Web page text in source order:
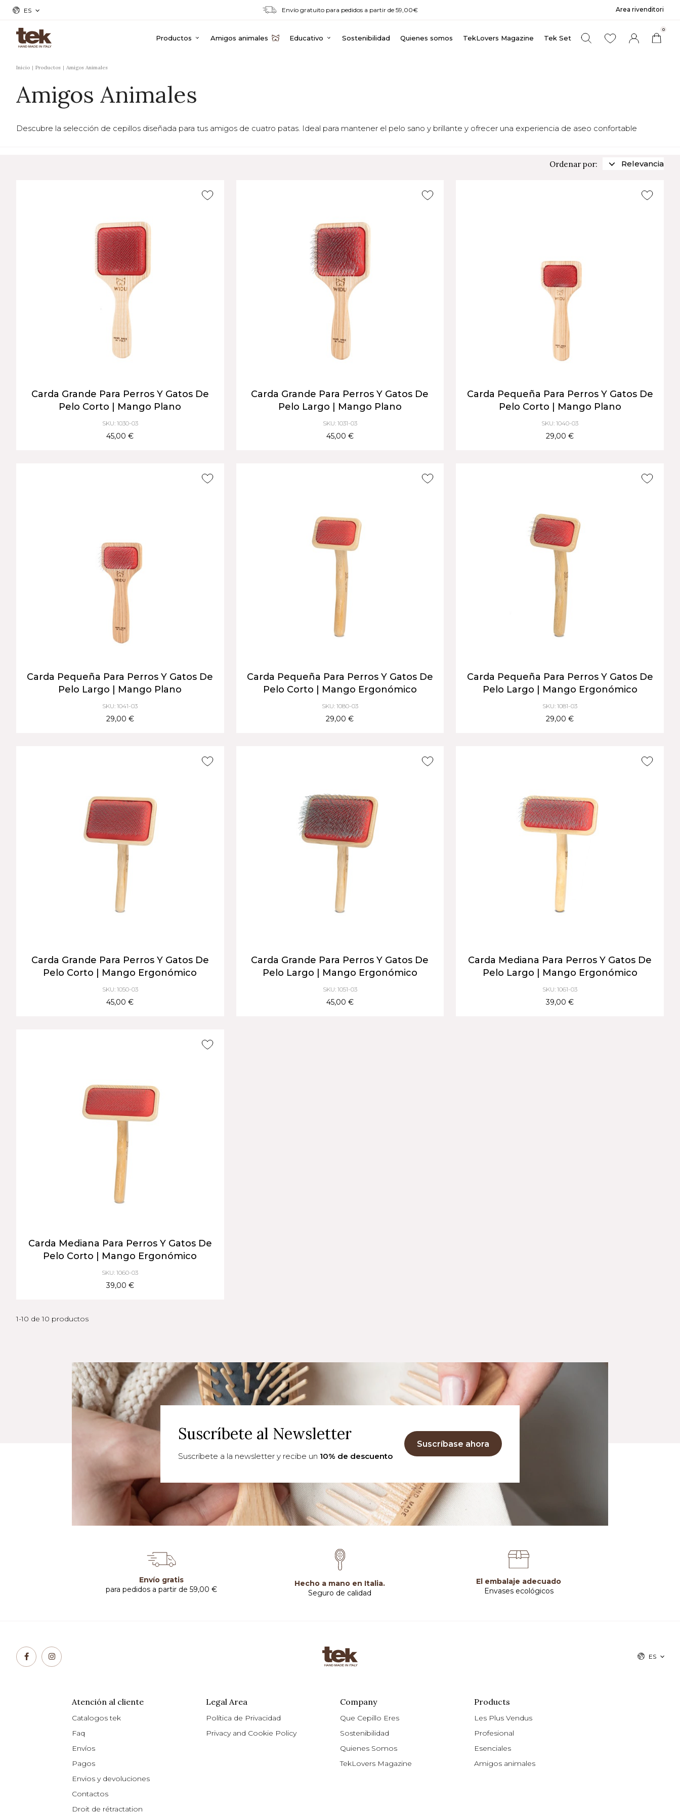
Envío gratuito para pedidos a partir de 59,00€
0
Productos Amigos animales Educativo Sostenibilidad Quienes somos TekLovers Magazine Tek Set
ES Area rivenditori
Inicio Productos Amigos Animales
Amigos Animales
Descubre la selección de cepillos diseñada para tus amigos de cuatro patas. Ideal para mantener el pelo sano y brillante y ofrecer una experiencia de aseo confortable
Ordenar por: Relevancia
Carda Grande Para Perros Y Gatos De
Pelo Corto | Mango Plano
SKU: 1030-03
45,00 €
Carda Grande Para Perros Y Gatos De
Pelo Largo | Mango Plano
SKU: 1031-03
45,00 €
Carda Pequeña Para Perros Y Gatos De
Pelo Corto | Mango Plano
SKU: 1040-03
29,00 €
Carda Pequeña Para Perros Y Gatos De
Pelo Largo | Mango Plano
SKU: 1041-03
29,00 €
Carda Pequeña Para Perros Y Gatos De
Pelo Corto | Mango Ergonómico
SKU: 1080-03
29,00 €
Carda Pequeña Para Perros Y Gatos De
Pelo Largo | Mango Ergonómico
SKU: 1081-03
29,00 €
Carda Grande Para Perros Y Gatos De
Pelo Corto | Mango Ergonómico
SKU: 1050-03
45,00 €
Carda Grande Para Perros Y Gatos De
Pelo Largo | Mango Ergonómico
SKU: 1051-03
45,00 €
Carda Mediana Para Perros Y Gatos De
Pelo Largo | Mango Ergonómico
SKU: 1061-03
39,00 €
Carda Mediana Para Perros Y Gatos De
Pelo Corto | Mango Ergonómico
SKU: 1060-03
39,00 €
1-10 de 10 productos
Suscríbete al Newsletter
Suscríbete a la newsletter y recibe un 10% de descuento
Suscríbase ahora
Envío gratis
para pedidos a partir de 59,00 €
Hecho a mano en Italia.
Seguro de calidad
El embalaje adecuado
Envases ecológicos
ES
Atención al cliente
Catalogos tek
Faq
Envíos
Pagos
Envios y devoluciones
Contactos
Droit de rétractation
Legal Area
Política de Privacidad
Privacy and Cookie Policy
Company
Que Cepillo Eres
Sostenibilidad
Quienes Somos
TekLovers Magazine
Products
Les Plus Vendus
Profesional
Esenciales
Amigos animales